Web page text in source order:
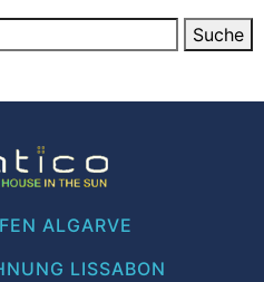
ALGARVE
LISSABON